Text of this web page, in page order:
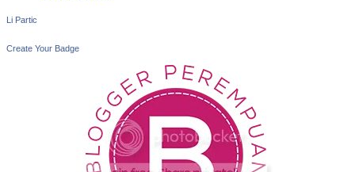
Li Partic
Create Your Badge